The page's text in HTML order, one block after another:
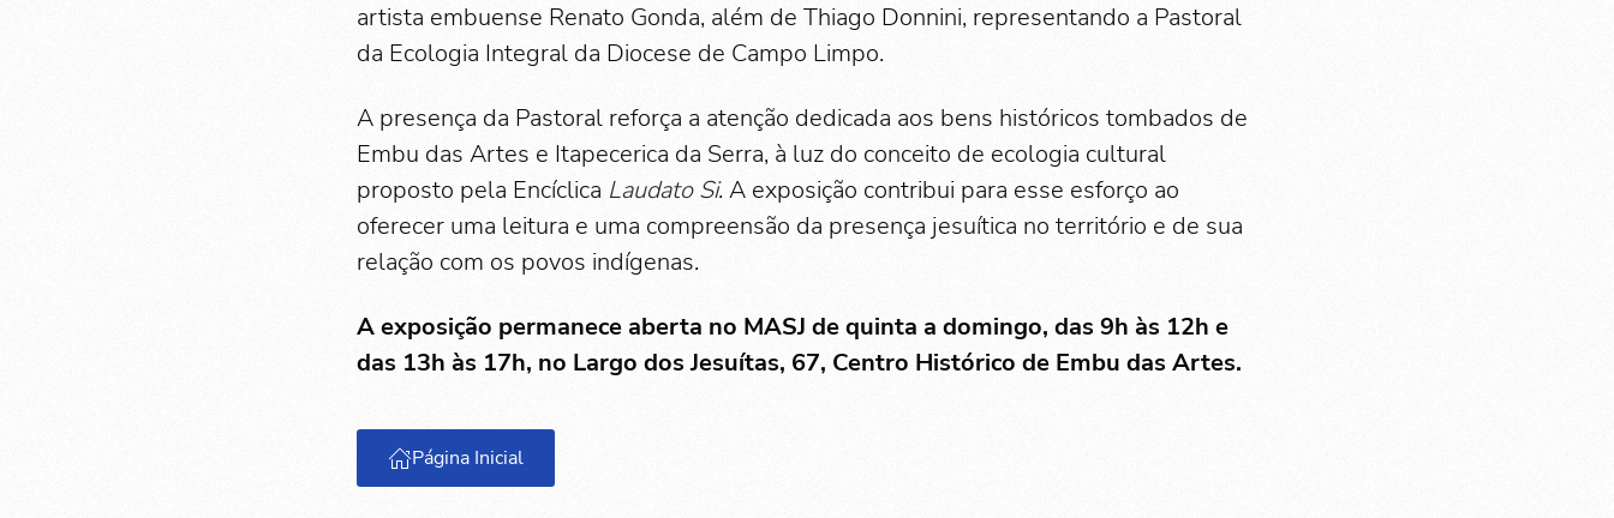
artista embuense Renato Gonda, além de Thiago Donnini, representando a Pastoral
da Ecologia Integral da Diocese de Campo Limpo.
A presença da Pastoral reforça a atenção dedicada aos bens históricos tombados de
Embu das Artes e Itapecerica da Serra, à luz do conceito de ecologia cultural
proposto pela Encíclica Laudato Si. A exposição contribui para esse esforço ao
oferecer uma leitura e uma compreensão da presença jesuítica no território e de sua
relação com os povos indígenas.
A exposição permanece aberta no MASJ de quinta a domingo, das 9h às 12h e
das 13h às 17h, no Largo dos Jesuítas, 67, Centro Histórico de Embu das Artes.
Página Inicial